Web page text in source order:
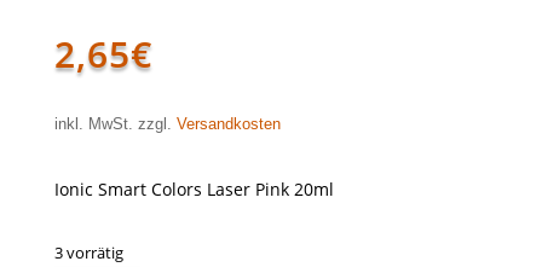
2,65€
inkl. MwSt. zzgl. Versandkosten
Ionic Smart Colors Laser Pink 20ml
3 vorrätig